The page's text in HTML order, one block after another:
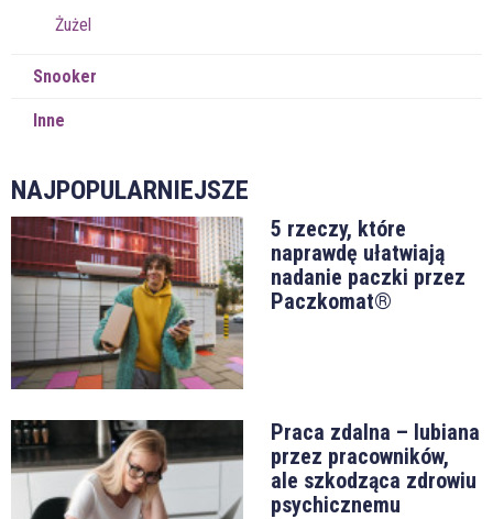
Żużel
Snooker
Inne
NAJPOPULARNIEJSZE
5 rzeczy, które
naprawdę ułatwiają
nadanie paczki przez
Paczkomat®
Praca zdalna – lubiana
przez pracowników,
ale szkodząca zdrowiu
psychicznemu